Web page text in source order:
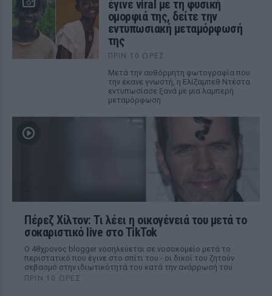
έγινε viral με τη φυσική
ομορφιά της, δείτε την
εντυπωσιακή μεταμόρφωσή
της
ΠΡΙΝ 10 ΏΡΕΣ
Μετά την αυθόρμητη φωτογραφία που
την έκανε γνωστή, η Ελίζαμπεθ Ντέστα
εντυπωσίασε ξανά με μια λαμπερή
μεταμόρφωση
Πέρεζ Χίλτον: Τι λέει η οικογένειά του μετά το
σοκαριστικό live στο TikTok
Ο 48χρονος blogger νοσηλεύεται σε νοσοκομείο μετά το
περιστατικό που έγινε στο σπίτι του - οι δικοί του ζητούν
σεβασμό στην ιδιωτικότητά του κατά την ανάρρωσή του
ΠΡΙΝ 10 ΏΡΕΣ